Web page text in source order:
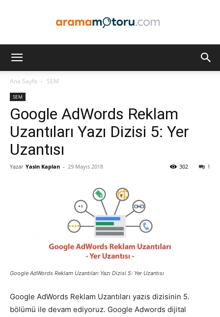
ve
Pazarlaması
Ana Sayfa SEM
SEM
Google AdWords Reklam
Uzantıları Yazı Dizisi 5: Yer
Uzantısı
Yazar Yasin Kaplan - 29 Mayıs 2018 1
302
Google AdWords Reklam Uzantıları Yazı Dizisi 5: Yer Uzantısı
Google AdWords Reklam Uzantıları yazıs dizisinin 5.
bölümü ile devam ediyoruz. Google Adwords dijital